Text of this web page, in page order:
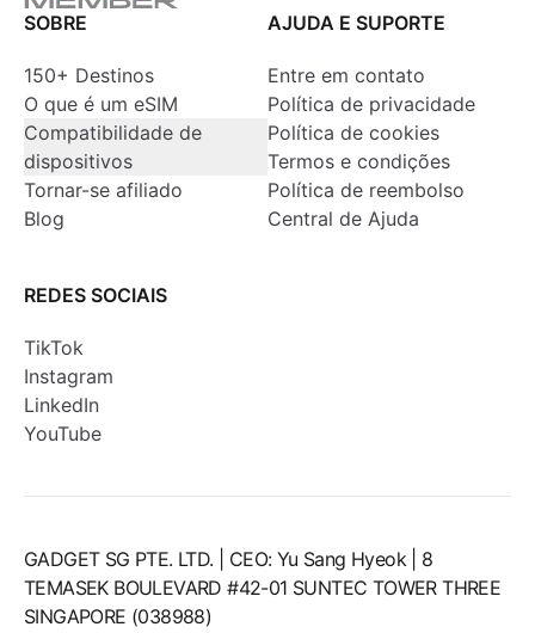
SOBRE
150+ Destinos
O que é um eSIM
Compatibilidade de
dispositivos
Tornar-se afiliado
Blog
AJUDA E SUPORTE
Entre em contato
Política de privacidade
Política de cookies
Termos e condições
Política de reembolso
Central de Ajuda
REDES SOCIAIS
TikTok
Instagram
LinkedIn
YouTube
GADGET SG PTE. LTD. | CEO: Yu Sang Hyeok | 8
TEMASEK BOULEVARD #42-01 SUNTEC TOWER THREE
SINGAPORE (038988)